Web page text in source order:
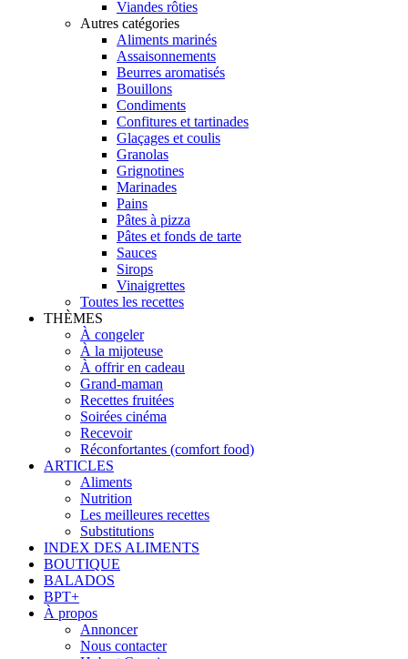
Viandes rôties
Autres catégories
Aliments marinés
Assaisonnements
Beurres aromatisés
Bouillons
Condiments
Confitures et tartinades
Glaçages et coulis
Granolas
Grignotines
Marinades
Pains
Pâtes à pizza
Pâtes et fonds de tarte
Sauces
Sirops
Vinaigrettes
Toutes les recettes
THÈMES
À congeler
À la mijoteuse
À offrir en cadeau
Grand-maman
Recettes fruitées
Soirées cinéma
Recevoir
Réconfortantes (comfort food)
ARTICLES
Aliments
Nutrition
Les meilleures recettes
Substitutions
INDEX DES ALIMENTS
BOUTIQUE
BALADOS
BPT+
À propos
Annoncer
Nous contacter